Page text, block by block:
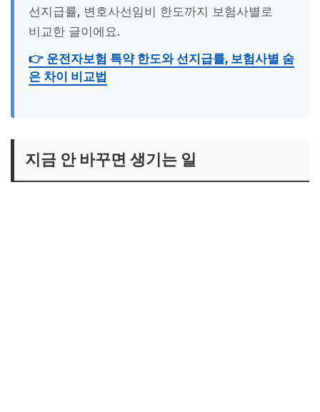
선지급률, 변호사선임비 한도까지 보험사별로
비교한 글이에요.
👉 운전자보험 특약 한도와 선지급률, 보험사별 숨
은 차이 비교법
지금 안 바꾸면 생기는 일